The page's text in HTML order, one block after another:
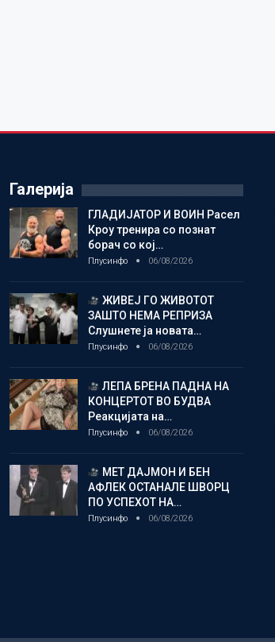
Галерија
ГЛАДИЈАТОР И ВОИН Расел
Кроу тренира со познат
борач со кој…
Плусинфо 06/08/2026
ЖИВЕЈ ГО ЖИВОТОТ
ЗАШТО НЕМА РЕПРИЗА
Слушнете ја новата…
Плусинфо 06/08/2026
ЛЕПА БРЕНА ПАДНА НА
КОНЦЕРТОТ ВО БУДВА
Реакцијата на…
Плусинфо 06/08/2026
МЕТ ДАЈМОН И БЕН
АФЛЕК ОСТАНАЛЕ ШВОРЦ
ПО УСПЕХОТ НА…
Плусинфо 06/08/2026